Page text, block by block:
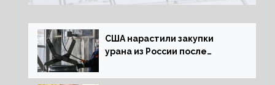
США нарастили закупки
урана из России после